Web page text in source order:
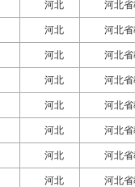
河北 河北
河北 河北
河北 河北
河北 河北
河北 河北
河北 河北
河北 河北
河北 河北